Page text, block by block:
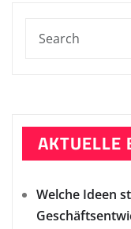
AKTUELLE
Welche Ideen